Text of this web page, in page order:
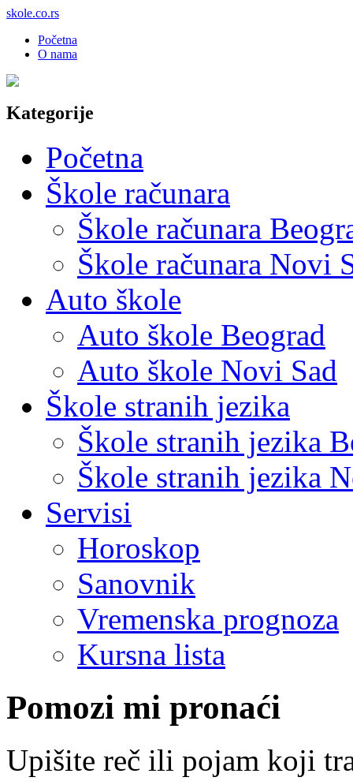
skole.co.rs
Početna
O nama
Kategorije
Početna
Škole računara
Škole računara
Škole računara Novi
Auto škole
Auto škole Beograd
Auto škole Novi Sad
Škole stranih jezika
Škole stranih jezika
Škole stranih jezika
Servisi
Horoskop
Sanovnik
Vremenska prognoza
Kursna lista
Pomozi mi pronaći
Upišite reč ili pojam koji